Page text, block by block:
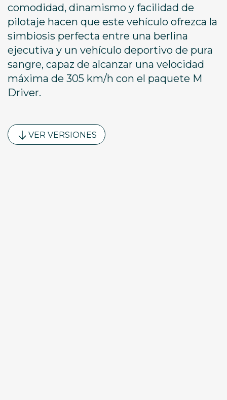
comodidad, dinamismo y facilidad de
pilotaje hacen que este vehículo ofrezca la
simbiosis perfecta entre una berlina
ejecutiva y un vehículo deportivo de pura
sangre, capaz de alcanzar una velocidad
máxima de 305 km/h con el paquete M
Driver.
VER VERSIONES